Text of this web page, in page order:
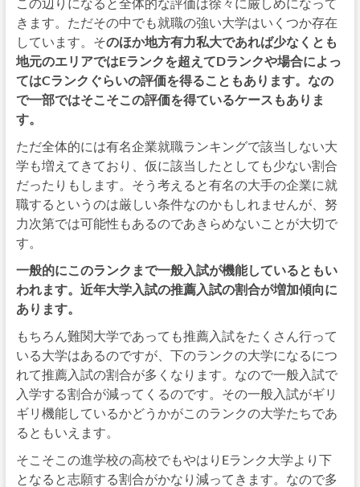
きます。ただその中でも就職の強い大学はいくつか存在
しています。そのほか地方有力私大であれば少なくとも
地元のエリアではEランクを超えてDランクや場合によっ
てはCランクぐらいの評価を得ることもあります。なの
で一部ではそこそこの評価を得ているケースもありま
す。
ただ全体的には有名企業就職ランキングで該当しない大
学も増えてきており、仮に該当したとしても少ない割合
だったりもします。そう考えると有名の大手の企業に就
職するというのは厳しい条件なのかもしれませんが、努
力次第では可能性もあるのであきらめないことが大切で
す。
一般的にこのランクまで一般入試が機能しているともい
われます。近年大学入試の推薦入試の割合が増加傾向に
あります。
もちろん難関大学であっても推薦入試をたくさん行って
いる大学はあるのですが、下のランクの大学になるにつ
れて推薦入試の割合が多くなります。なので一般入試で
入学する割合が減ってくるのです。その一般入試がギリ
ギリ機能しているかどうかがこのランクの大学たちであ
るともいえます。
そこそこの進学校の高校でもやはりEランク大学より下
となると志願する割合がかなり減ってきます。なので多